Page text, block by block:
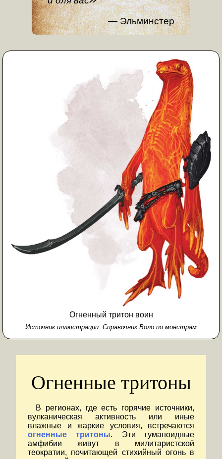
Эльминстер
Огненный тритон воин
Источник иллюстрации: Справочник Воло по монстрам
Огненные тритоны
В регионах, где есть горячие источники,
вулканическая активность или иные
влажные и жаркие условия, встречаются
огненные тритоны. Эти гуманоидные
амфибии живут в милитаристской
теократии, почитающей стихийный огонь в